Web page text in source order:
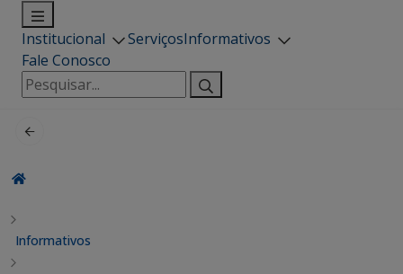
Institucional ServiçosInformativos
Fale Conosco
Pesquisar
por:
Informativos